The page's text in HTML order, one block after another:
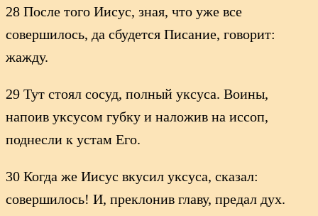
28 После того Иисус, зная, что уже все
совершилось, да сбудется Писание, говорит:
жажду.
29 Тут стоял сосуд, полный уксуса. Воины,
напоив уксусом губку и наложив на иссоп,
поднесли к устам Его.
30 Когда же Иисус вкусил уксуса, сказал:
совершилось! И, преклонив главу, предал дух.